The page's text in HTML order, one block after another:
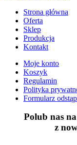
Strona główna
Oferta
Sklep
Produkcja
Kontakt
Moje konto
Koszyk
Regulamin
Polityka
Formularz
Polub nas
z